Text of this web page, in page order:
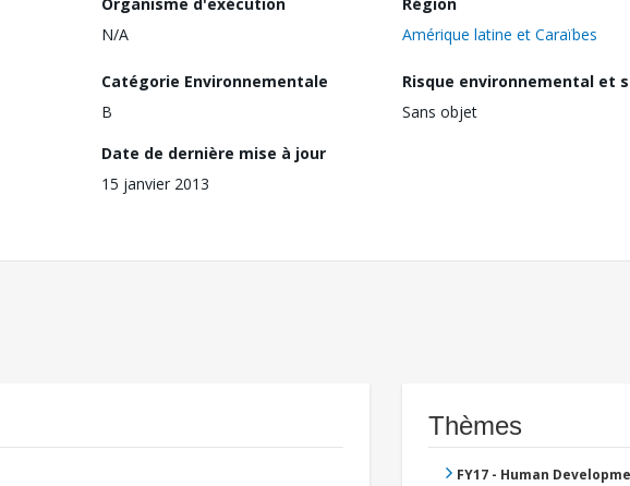
N/A
Amérique latine et Caraïbes
Catégorie Environnementale
B
Risque environnemental et
Sans objet
Date de dernière mise à jour
15 janvier 2013
Thèmes
FY17 - Human